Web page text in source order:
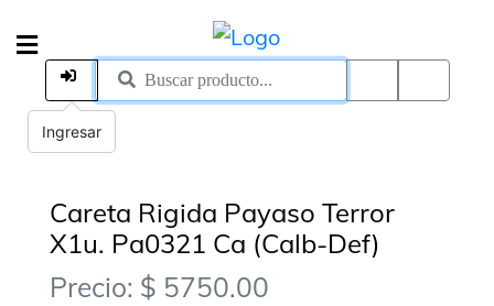
Careta Rigida Payaso Terror
X1u. Pa0321 Ca (Calb-Def)
Precio: $ 5750.00
Ingresar